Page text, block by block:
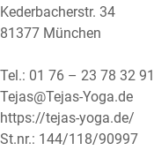
Kederbacherstr. 34
81377 München
Tel.: 01 76 – 23 78 32 91
Tejas@Tejas-Yoga.de
https://tejas-yoga.de/
St.nr.: 144/118/90997